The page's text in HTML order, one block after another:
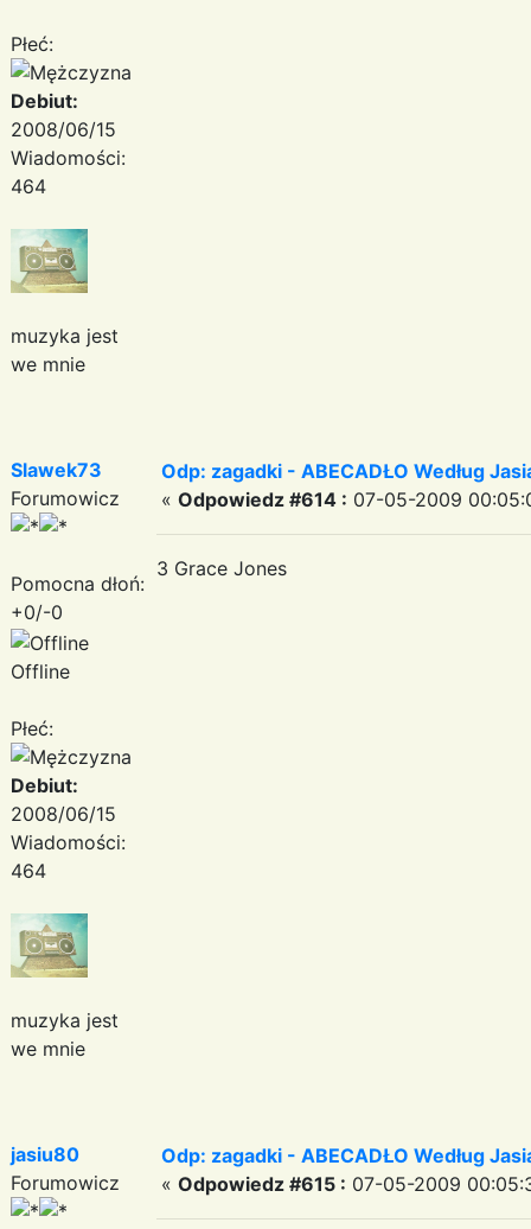
Płeć:
Debiut:
2008/06/15
Wiadomości:
464
muzyka jest
we mnie
Slawek73
Forumowicz
Pomocna dłoń:
+0/-0
Offline
Płeć:
Debiut:
2008/06/15
Wiadomości:
464
muzyka jest
we mnie
Odp: zagadki - ABECADŁO Według
« Odpowiedz #614 : 07-05-2009
3 Grace Jones
jasiu80
Forumowicz
Odp: zagadki - ABECADŁO Według
« Odpowiedz #615 : 07-05-2009